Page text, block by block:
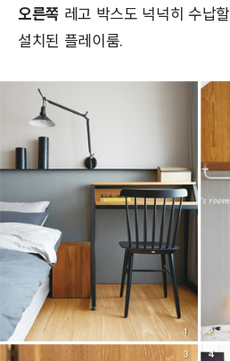
오른쪽 레고 박스도 넉넉히 수납
설치된 플레이룸.